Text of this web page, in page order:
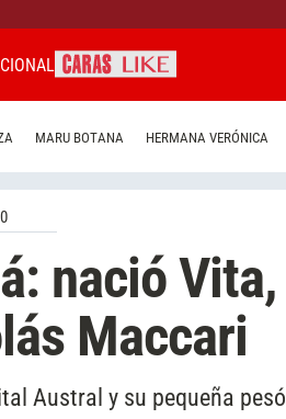
MARU BOTANA HERMANA VERÓNICA
nació Vita,
Maccari
Austral y su pequeña pesó